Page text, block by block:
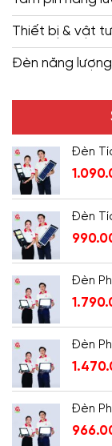
Thiết bị & vật tư
Đèn năng
Đèn
Đèn
Đèn
Đèn
Đèn